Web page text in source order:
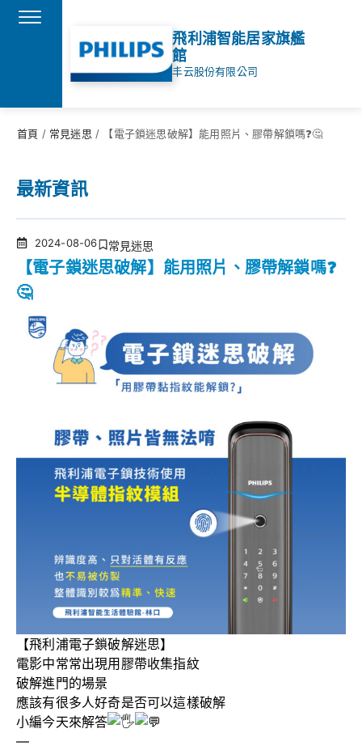
飛利浦智能居家旗艦
館
丰云股份有限公司
首頁 / 常見迷思 / 【電子鎖迷思破解】能用照片、膠帶解鎖嗎❓🤔
最新資訊
2024-08-06 常見迷思
【電子鎖迷思破解】能用照片、膠帶解鎖嗎❓
🤔
【飛利浦電子鎖破解迷思】
電影中常常出現用膠帶收集指紋
破解進門的場景
應該有很多人好奇是否可以這樣破解
小編今天來解答
—